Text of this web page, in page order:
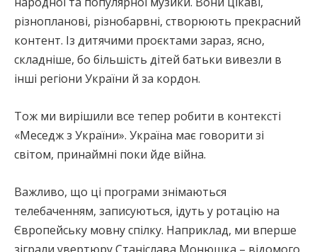
різнопланові, різнобарвні, створюють прекрасний
контент. Із дитячими проєктами зараз, ясно,
складніше, бо більшість дітей батьки вивезли в
інші регіони України й за кордон.
Тож ми вирішили все тепер робити в контексті
«Меседж з України». Україна має говорити зі
світом, принаймні поки йде війна.
Важливо, що ці програми знімаються
телебаченням, записуються, ідуть у ротацію на
Європейську мовну спілку. Наприклад, ми вперше